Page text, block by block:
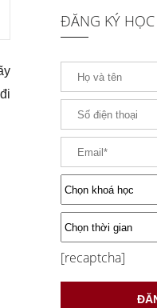
ĐĂNG KÝ
[recaptcha]